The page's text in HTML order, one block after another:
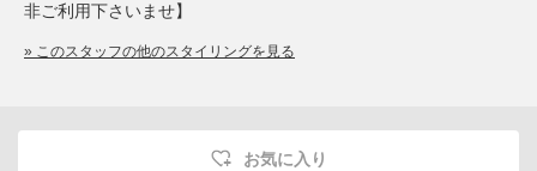
非ご利用下さいませ】
» このスタッフの他のスタイリングを見る
お気に入り